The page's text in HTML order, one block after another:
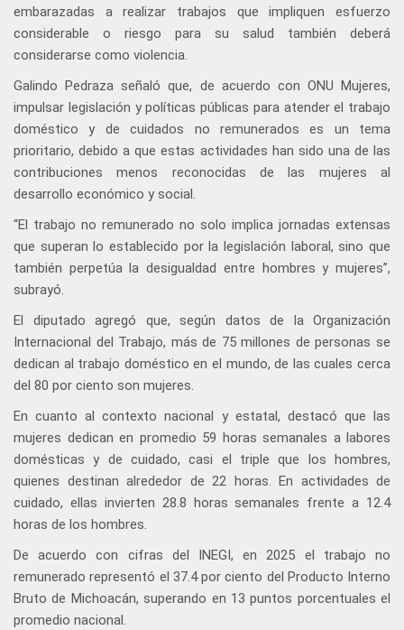
embarazadas a realizar trabajos que impliquen esfuerzo
considerable o riesgo para su salud también deberá
considerarse como violencia.
Galindo Pedraza señaló que, de acuerdo con ONU Mujeres,
impulsar legislación y políticas públicas para atender el trabajo
doméstico y de cuidados no remunerados es un tema
prioritario, debido a que estas actividades han sido una de las
contribuciones menos reconocidas de las mujeres al
desarrollo económico y social.
“El trabajo no remunerado no solo implica jornadas extensas
que superan lo establecido por la legislación laboral, sino que
también perpetúa la desigualdad entre hombres y mujeres”,
subrayó.
El diputado agregó que, según datos de la Organización
Internacional del Trabajo, más de 75 millones de personas se
dedican al trabajo doméstico en el mundo, de las cuales cerca
del 80 por ciento son mujeres.
En cuanto al contexto nacional y estatal, destacó que las
mujeres dedican en promedio 59 horas semanales a labores
domésticas y de cuidado, casi el triple que los hombres,
quienes destinan alrededor de 22 horas. En actividades de
cuidado, ellas invierten 28.8 horas semanales frente a 12.4
horas de los hombres.
De acuerdo con cifras del INEGI, en 2025 el trabajo no
remunerado representó el 37.4 por ciento del Producto Interno
Bruto de Michoacán, superando en 13 puntos porcentuales el
promedio nacional.